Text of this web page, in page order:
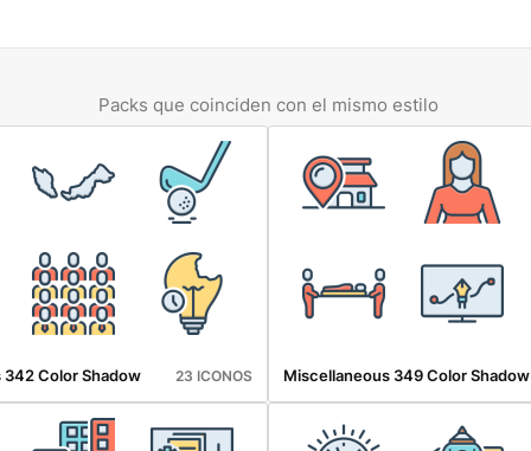
Packs que coinciden con el mismo estilo
Color Shadow 23 ICONOS Miscellaneous 349 Color Shadow